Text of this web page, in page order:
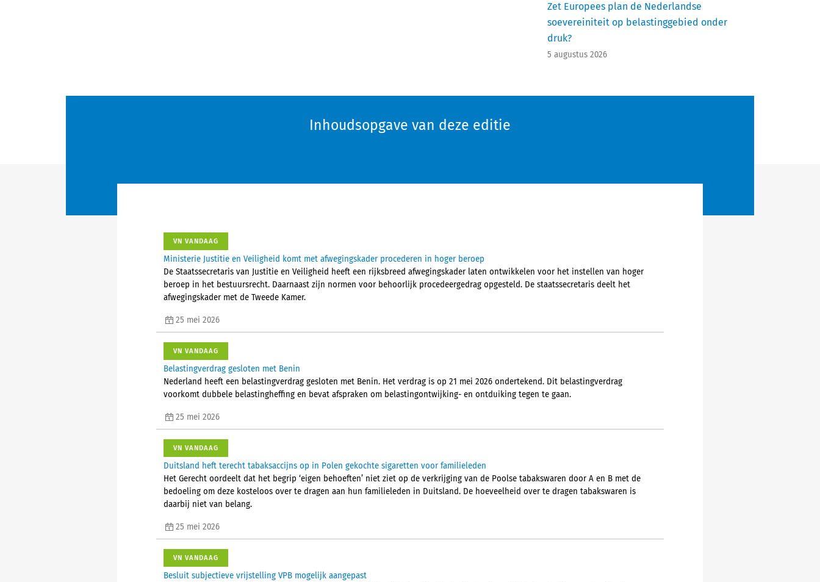
Zet Europees plan de Nederlandse
soevereiniteit op belastinggebied onder
druk?
5 augustus 2026
Inhoudsopgave van deze editie
VN VANDAAG
Ministerie Justitie en Veiligheid komt met afwegingskader procederen in hoger beroep
De Staatssecretaris van Justitie en Veiligheid heeft een rijksbreed afwegingskader laten ontwikkelen voor het instellen van hoger
beroep in het bestuursrecht. Daarnaast zijn normen voor behoorlijk procedeergedrag opgesteld. De staatssecretaris deelt het
afwegingskader met de Tweede Kamer.
25 mei 2026
VN VANDAAG
Belastingverdrag gesloten met Benin
Nederland heeft een belastingverdrag gesloten met Benin. Het verdrag is op 21 mei 2026 ondertekend. Dit belastingverdrag
voorkomt dubbele belastingheffing en bevat afspraken om belastingontwijking- en ontduiking tegen te gaan.
25 mei 2026
VN VANDAAG
Duitsland heft terecht tabaksaccijns op in Polen gekochte sigaretten voor familieleden
Het Gerecht oordeelt dat het begrip ‘eigen behoeften’ niet ziet op de verkrijging van de Poolse tabakswaren door A en B met de
bedoeling om deze kosteloos over te dragen aan hun familieleden in Duitsland. De hoeveelheid over te dragen tabakswaren is
daarbij niet van belang.
25 mei 2026
VN VANDAAG
Besluit subjectieve vrijstelling VPB mogelijk aangepast